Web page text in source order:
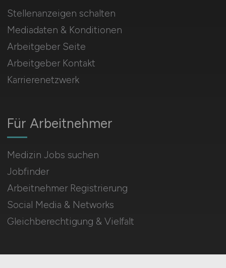
Für Arbeitnehmer
Medizin Jobs suchen
Jobfinder
Arbeitnehmer Registrierung
Social Media & Networks
Gleichberechtigung & Vielfalt
Stellenanzeigen schalten
Mediadaten & Konditionen
Arbeitgeber Seite
Arbeitgeber Kontakt
Karrierenetzwerk